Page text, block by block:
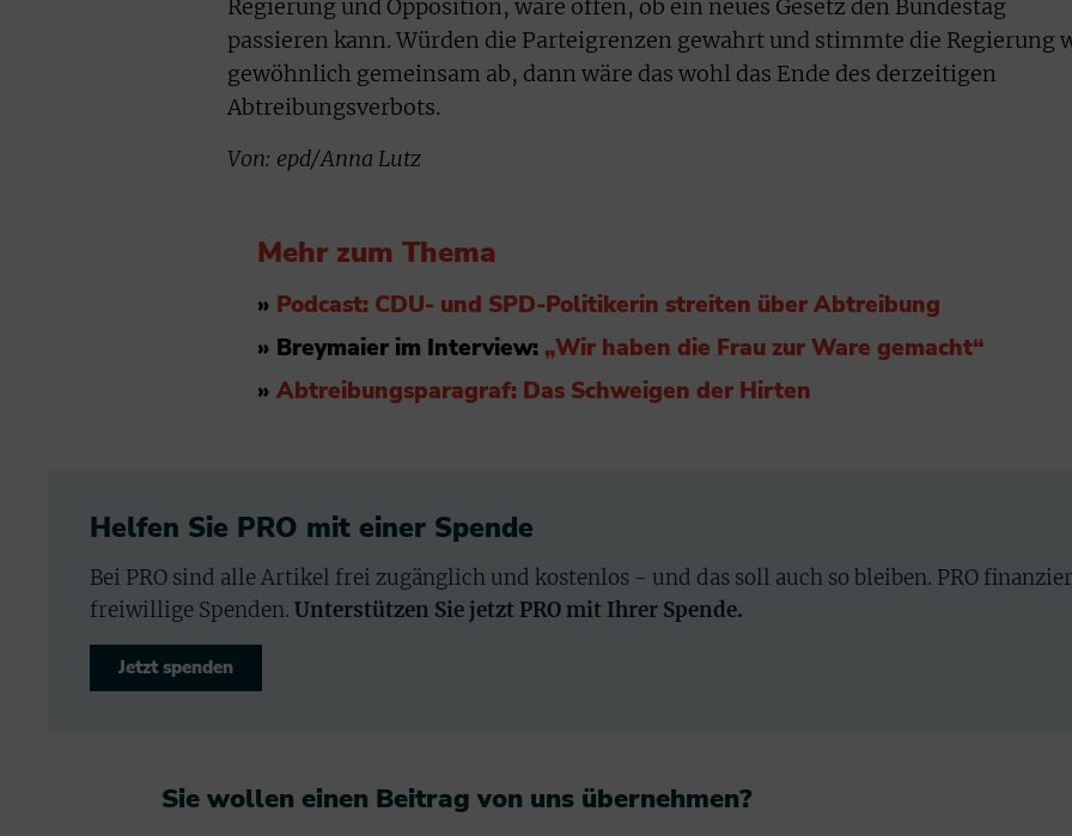
Regierung und Opposition, wäre offen, ob ein neues Gesetz den Bundestag
passieren kann. Würden die Parteigrenzen gewahrt und stimmte die Regierung
gewöhnlich gemeinsam ab, dann wäre das wohl das Ende des derzeitigen
Abtreibungsverbots.
Von: epd/Anna Lutz
Mehr zum Thema
» Podcast: CDU- und SPD-Politikerin streiten über Abtreibung
» Breymaier im Interview: „Wir haben die Frau zur Ware gemacht“
» Abtreibungsparagraf: Das Schweigen der Hirten
Helfen Sie PRO mit einer Spende
Bei PRO sind alle Artikel frei zugänglich und kostenlos - und das soll auch so bleiben. PRO
freiwillige Spenden. Unterstützen Sie jetzt PRO mit Ihrer Spende.
Jetzt spenden
Sie wollen einen Beitrag von uns übernehmen?​